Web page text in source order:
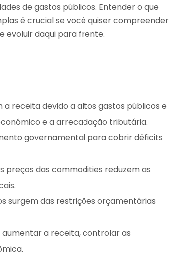
de gastos públicos. Entender o que
é crucial se você quiser compreender
evoluir daqui para frente.
receita devido a altos gastos públicos e
e a arrecadação tributária.
governamental para cobrir déficits
preços das commodities reduzem as
surgem das restrições orçamentárias
aumentar a receita, controlar as